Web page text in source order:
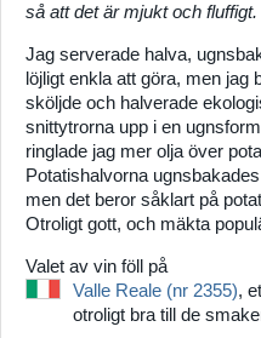
så att det är mjukt och fluffigt.
Jag serverade halva,
löjligt enkla att göra, men
sköljde och halverade
snittytrorna upp i en
ringlade jag mer olja över
Potatishalvorna
men det beror såklart på
Otroligt gott, och mäkta
Valet av vin föll på
Valle Reale (nr 2355),
otroligt bra till de